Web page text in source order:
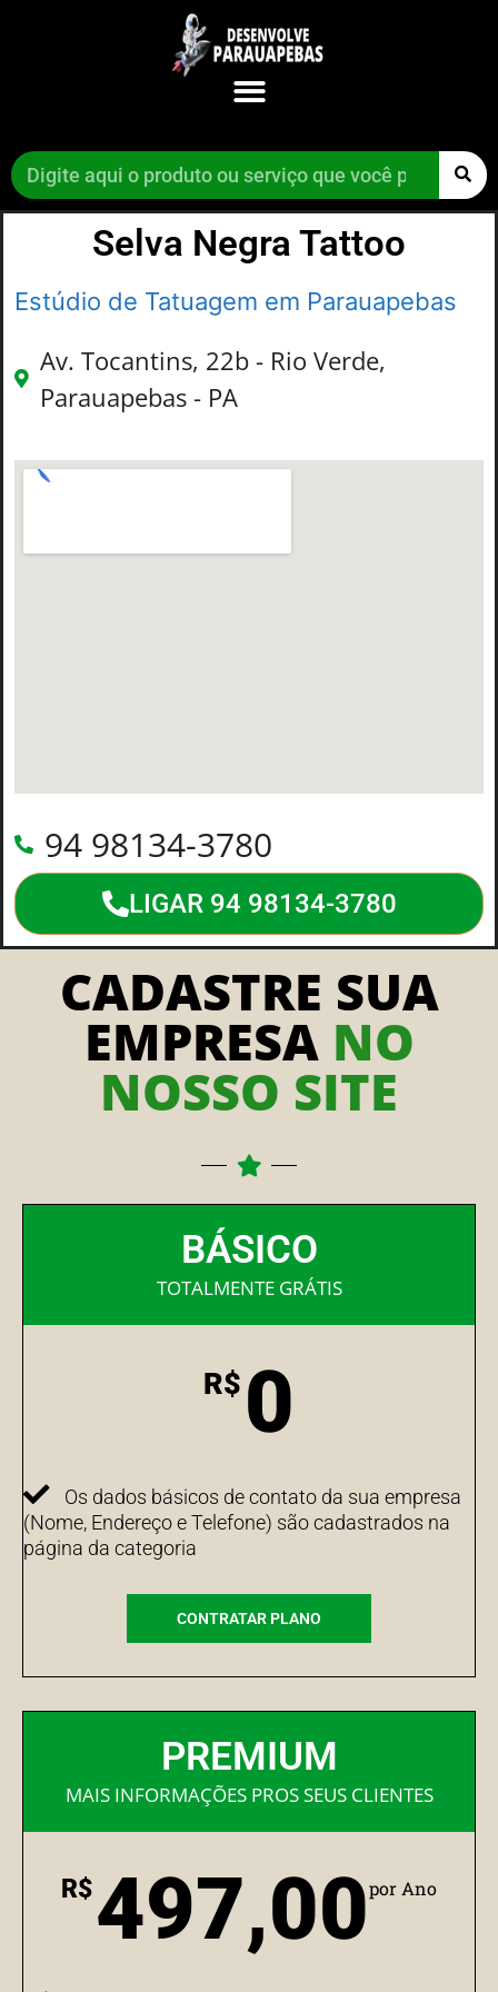
Selva Negra Tattoo
Estúdio de Tatuagem em Parauapebas
Av. Tocantins, 22b - Rio Verde,
Parauapebas - PA
94 98134-3780
LIGAR 94 98134-3780
CADASTRE SUA
EMPRESA NO
NOSSO SITE
BÁSICO
TOTALMENTE GRÁTIS
R$ 0
Os dados básicos de contato da sua empresa
(Nome, Endereço e Telefone) são cadastrados na
página da categoria
CONTRATAR PLANO
PREMIUM
MAIS INFORMAÇÕES PROS SEUS CLIENTES
R$497,00por Ano